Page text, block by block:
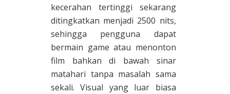
kecerahan tertinggi sekarang
ditingkatkan menjadi 2500 nits,
sehingga pengguna dapat
bermain game atau menonton
film bahkan di bawah sinar
matahari tanpa masalah sama
sekali. Visual yang luar biasa